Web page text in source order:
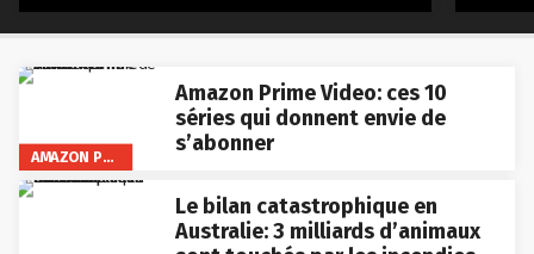
AMAZON PRIME VIDEO
Amazon Prime Video: ces 10
séries qui donnent envie de
s’abonner
Le bilan catastrophique en
Australie: 3 milliards d’animaux